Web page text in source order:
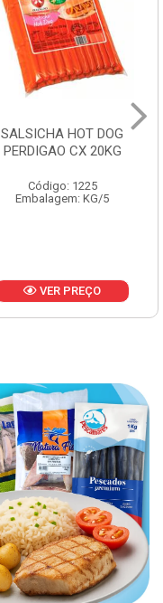
SALSICHA HOT DOG
PERDIGAO CX 20KG
Código: 1225
Embalagem: KG/5
VER PREÇO